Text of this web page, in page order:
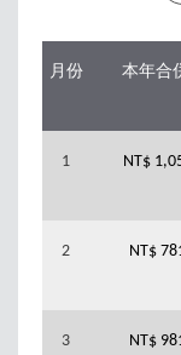
月份 本年合
1 NT$
2 NT$
3 NT$